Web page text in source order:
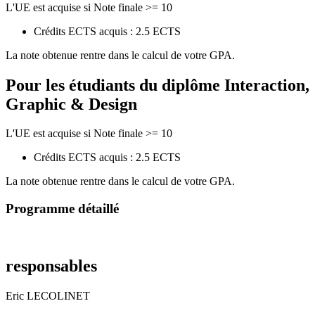
L'UE est acquise si Note finale >= 10
Crédits ECTS acquis : 2.5 ECTS
La note obtenue rentre dans le calcul de votre GPA.
Pour les étudiants du diplôme Interaction,
Graphic & Design
L'UE est acquise si Note finale >= 10
Crédits ECTS acquis : 2.5 ECTS
La note obtenue rentre dans le calcul de votre GPA.
Programme détaillé
responsables
Eric LECOLINET